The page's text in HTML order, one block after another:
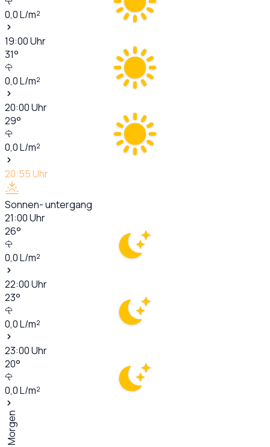
0,0L/m²
19:00Uhr
31°
0,0L/m²
20:00Uhr
29°
0,0L/m²
20:55Uhr
Sonnen- untergang
21:00Uhr
26°
0,0L/m²
22:00Uhr
23°
0,0L/m²
23:00Uhr
20°
0,0L/m²
Morgen